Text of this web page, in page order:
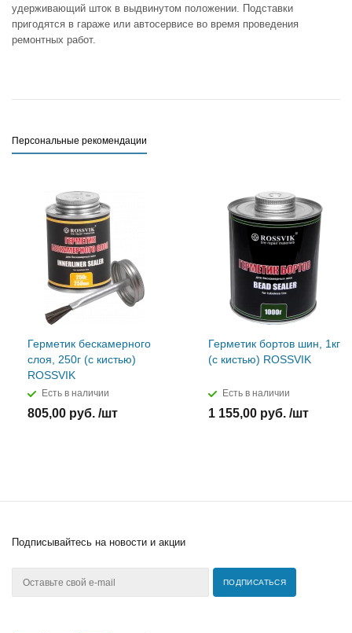
удерживающий шток в выдвинутом положении. Подставки
пригодятся в гараже или автосервисе во время проведения
ремонтных работ.
Персональные рекомендации
Герметик бескамерного
слоя, 250г (с кистью)
ROSSVIK
Есть в наличии
805,00 руб. /шт
Герметик бортов шин, 1кг
(с кистью) ROSSVIK
Есть в наличии
1 155,00 руб. /шт
Подписывайтесь на новости и акции